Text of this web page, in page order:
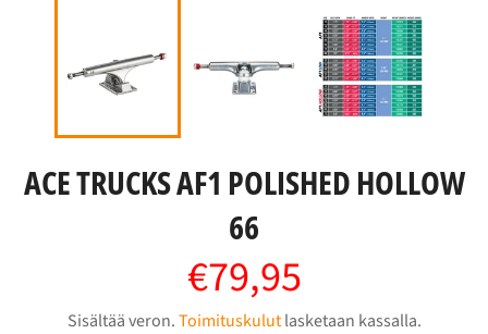
ACE TRUCKS AF1 POLISHED HOLLOW
66
Normaalihinta
€79,95
Sisältää veron.Toimituskulutlasketaan kassalla.